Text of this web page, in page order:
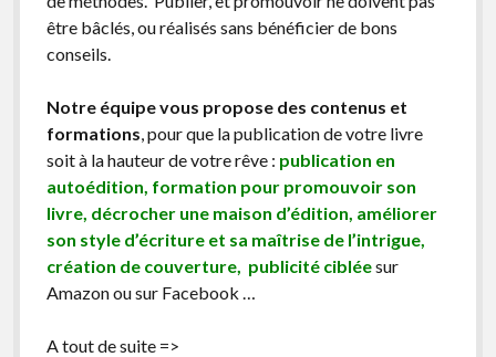
être bâclés, ou réalisés sans bénéficier de bons
conseils.
Notre équipe vous propose des contenus et
formations, pour que la publication de votre livre
soit à la hauteur de votre rêve : publication en
autoédition, formation pour promouvoir son
livre, décrocher une maison d’édition, améliorer
son style d’écriture et sa maîtrise de l’intrigue,
création de couverture, publicité cibléesur
Amazon ou sur Facebook …
A tout de suite =>